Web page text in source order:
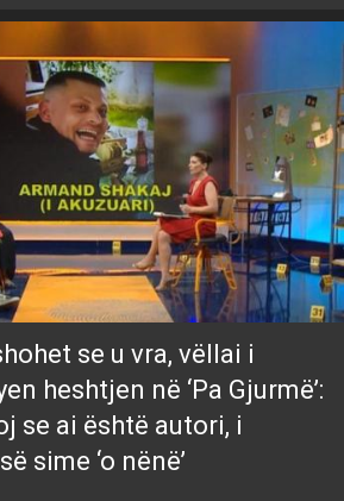
se u vra, vëllai i
heshtjen në ‘Pa Gjurmë’:
se ai është autori, i
sime ‘o nënë’